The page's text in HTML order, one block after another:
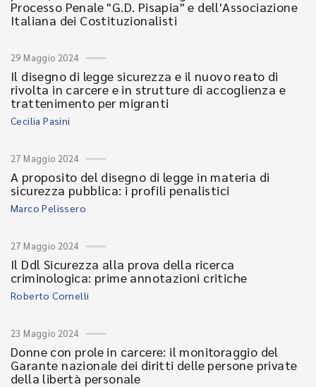
Processo Penale "G.D. Pisapia" e dell'Associazione
Italiana dei Costituzionalisti
29 Maggio 2024
Il disegno di legge sicurezza e il nuovo reato di
rivolta in carcere e in strutture di accoglienza e
trattenimento per migranti
Cecilia Pasini
27 Maggio 2024
A proposito del disegno di legge in materia di
sicurezza pubblica: i profili penalistici
Marco Pelissero
27 Maggio 2024
Il Ddl Sicurezza alla prova della ricerca
criminologica: prime annotazioni critiche
Roberto Cornelli
23 Maggio 2024
Donne con prole in carcere: il monitoraggio del
Garante nazionale dei diritti delle persone private
della libertà personale